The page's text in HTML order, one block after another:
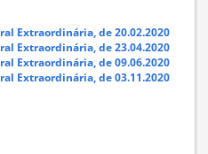
Extraordinária, de 20.02.2020
Extraordinária, de 23.04.2020
Extraordinária, de 09.06.2020
Extraordinária, de 03.11.2020